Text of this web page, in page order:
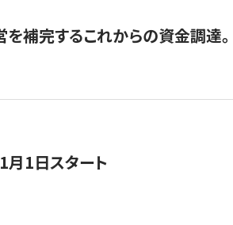
補完するこれからの資金調達。
月1日スタート